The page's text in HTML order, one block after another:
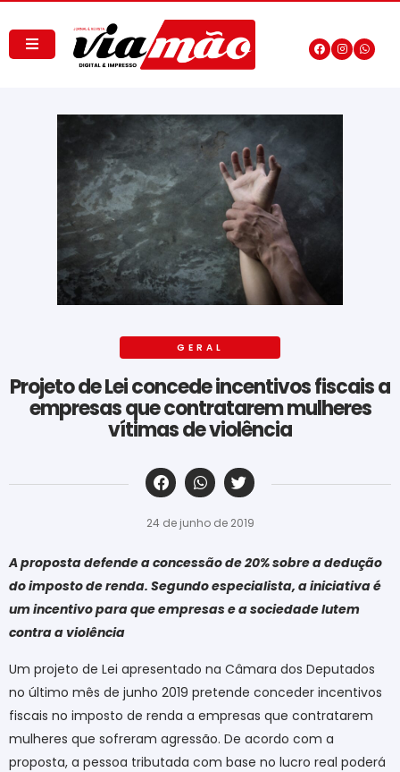
GERAL
Projeto de Lei concede incentivos fiscais a
empresas que contratarem mulheres
vítimas de violência
‎ ‎ ‎ ‎ ‎ ‎ ‎ ‎ ‎ ‎ ‎ ‎ ‎ ‎ ‎ ‎ ‎ ‎ ‎ ‎ ‎ ‎ ‎ ‎ ‎ ‎ ‎ ‎ ‎ ‎ ‎
24 de junho de 2019
A proposta defende a concessão de 20% sobre a dedução
do imposto de renda. Segundo especialista, a iniciativa é
um incentivo para que empresas e a sociedade lutem
contra a violência
Um projeto de Lei apresentado na Câmara dos Deputados
no último mês de junho 2019 pretende conceder incentivos
fiscais no imposto de renda a empresas que contratarem
mulheres que sofreram agressão. De acordo com a
proposta, a pessoa tributada com base no lucro real poderá